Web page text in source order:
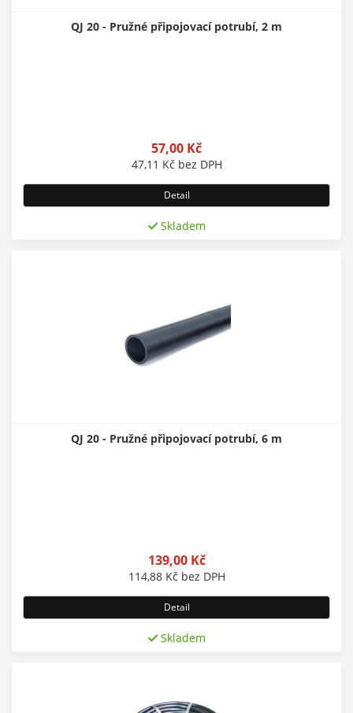
QJ 20 - Pružné připojovací potrubí, 2 m
57,00 Kč
47,11 Kč bez DPH
Detail
Skladem
QJ 20 - Pružné připojovací potrubí, 6 m
139,00 Kč
114,88 Kč bez DPH
Detail
Skladem